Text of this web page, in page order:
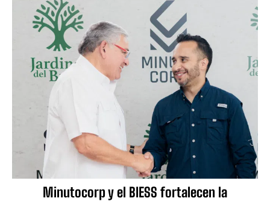
Minutocorp y el BIESS fortalecen la